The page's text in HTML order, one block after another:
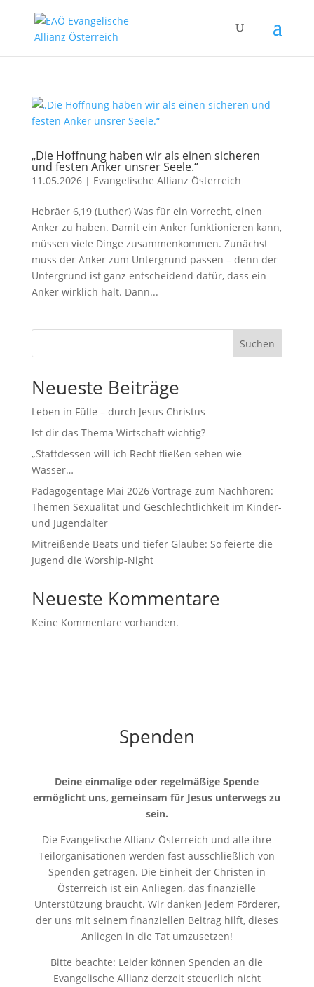
„Die Hoffnung haben wir als einen sicheren
und festen Anker unsrer Seele.“
11.05.2026| Evangelische Allianz Österreich
Hebräer 6,19 (Luther) Was für ein Vorrecht, einen
Anker zu haben. Damit ein Anker funktionieren kann,
müssen viele Dinge zusammenkommen. Zunächst
muss der Anker zum Untergrund passen – denn der
Untergrund ist ganz entscheidend dafür, dass ein
Anker wirklich hält. Dann...
Suchen
Neueste Beiträge
Leben in Fülle – durch Jesus Christus
Ist dir das Thema Wirtschaft wichtig?
„Stattdessen will ich Recht fließen sehen wie
Wasser…
Pädagogentage Mai 2026 Vorträge zum Nachhören:
Themen Sexualität und Geschlechtlichkeit im Kinder-
und Jugendalter
Mitreißende Beats und tiefer Glaube: So feierte die
Jugend die Worship-Night
Neueste Kommentare
Keine Kommentare vorhanden.
Spenden
Deine einmalige oder regelmäßige Spende
ermöglicht uns, gemeinsam für Jesus unterwegs zu
sein.
Die Evangelische Allianz Österreich und alle ihre
Teilorganisationen werden fast ausschließlich von
Spenden getragen. Die Einheit der Christen in
Österreich ist ein Anliegen, das finanzielle
Unterstützung braucht. Wir danken jedem Förderer,
der uns mit seinem finanziellen Beitrag hilft, dieses
Anliegen in die Tat umzusetzen!
Bitte beachte: Leider können Spenden an die
Evangelische Allianz derzeit steuerlich nicht